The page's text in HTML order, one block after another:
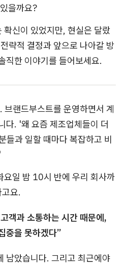
을까요?
확신이 있었지만, 현실은 달랐
략적 결정과 앞으로 나아갈 방
직한 이야기를 들어보세요.
브랜드부스트를 운영하면서 계
다. '왜 요즘 제조업체들이 더
들과 일할 때마다 복잡하고 비
요일 밤 10시 반에 우리 회사까
요.
객과 소통하는 시간 때문에,
중을 못하겠다”
남았습니다. 그리고 최근에야